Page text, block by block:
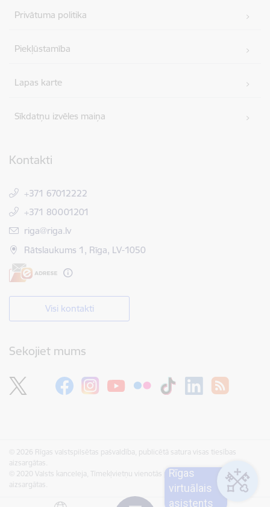
Privātuma politika
Piekļūstamība
Lapas karte
Sīkdatņu izvēles maiņa
Kontakti
+371 67012222
+371 80001201
E-pasts:
riga@riga.lv
Rātslaukums 1, Rīga, LV-1050
Visi kontakti
Sekojiet mums
© 2026 Rīgas valstspilsētas pašvaldība, publicētā satura visas tiesības
aizsargātas.
© 2020 Valsts kanceleja, Tīmekļvietņu vienotās platformas visas tiesības
aizsargātas.
Rīgas
virtuālais
asistents